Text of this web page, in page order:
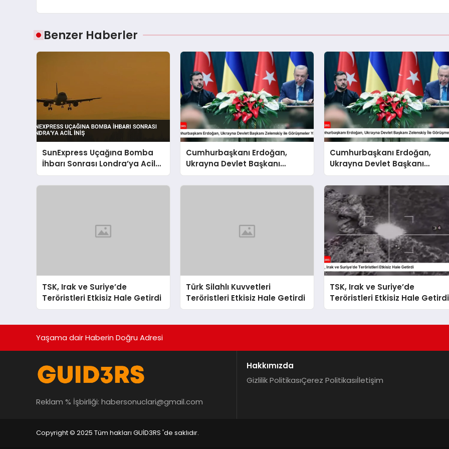
Benzer Haberler
SunExpress Uçağına Bomba
İhbarı Sonrası Londra’ya Acil
İniş
Cumhurbaşkanı Erdoğan,
Ukrayna Devlet Başkanı
Zelenskiy ile Görüşmeler Yaptı
Cumhurbaşkanı Erdoğan,
Ukrayna Devlet Başkanı
Zelenskiy İle Görüşmeler
TSK, Irak ve Suriye’de
Teröristleri Etkisiz Hale Getirdi
Türk Silahlı Kuvvetleri
Teröristleri Etkisiz Hale Getirdi
TSK, Irak ve Suriye’de
Teröristleri Etkisiz Hale Getirdi
Yaşama dair Haberin Doğru Adresi
Reklam % İşbirliği: habersonuclari@gmail.com
Hakkımızda
Gizlilik PolitikasıÇerez Politikasıİletişim
Copyright © 2025 Tüm hakları GUİD3RS 'de saklıdır.